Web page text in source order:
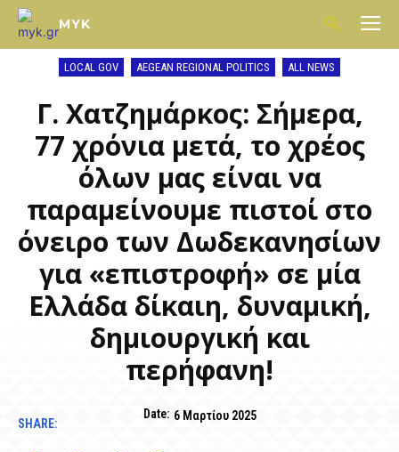
MYK
LOCAL GOV AEGEAN REGIONAL POLITICS ALL NEWS
Γ. Χατζημάρκος: Σήμερα,
77 χρόνια μετά, το χρέος
όλων μας είναι να
παραμείνουμε πιστοί στο
όνειρο των Δωδεκανησίων
για «επιστροφή» σε μία
Ελλάδα δίκαιη, δυναμική,
δημιουργική και
περήφανη!
Date: 6 Μαρτίου 2025
SHARE: